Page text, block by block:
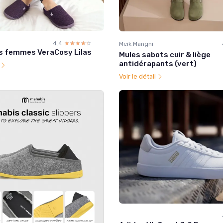
4.4 ☆☆☆☆☆
★★★★★
femmes VeraCosy Lilas
Meik Mangni
Mules sabots cuir & liège
antidérapants (vert)
Voir le détail